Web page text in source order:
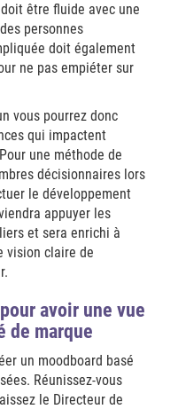
être fluide avec une
personnes
doit également
ne pas empiéter sur
vous pourrez donc
qui impactent
une méthode de
décisionnaires lors
le développement
appuyer les
et sera enrichi à
vision claire de
avoir une vue
de marque
un moodboard basé
Réunissez-vous
le Directeur de